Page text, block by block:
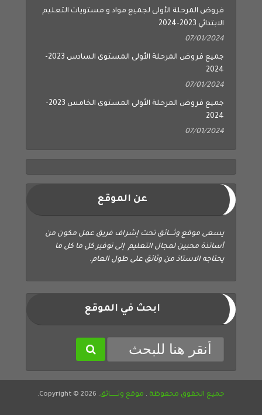
فروض المرحلة الأولى لجميع مواد و مستويات التعليم
الابتدائي 2023-2024
07/01/2024
جميع فروض المرحلة الأولى المستوى السادس 2023-
2024
07/01/2024
جميع فروض المرحلة الأولى المستوى الخامس 2023-
2024
07/01/2024
عن الموقع
يسعى موقع وثــــائق تحت إشراف فريق عمل مكون من
أساتذة محبين لمجال التعليم إلى توفير كل ما كل ما
يحتاجه الاستاذ من وثائق على طول العام.
ابحث في الموقع
جميع الحقوق محفوظة . موقع وثــــــائق. Copyright © 2026.